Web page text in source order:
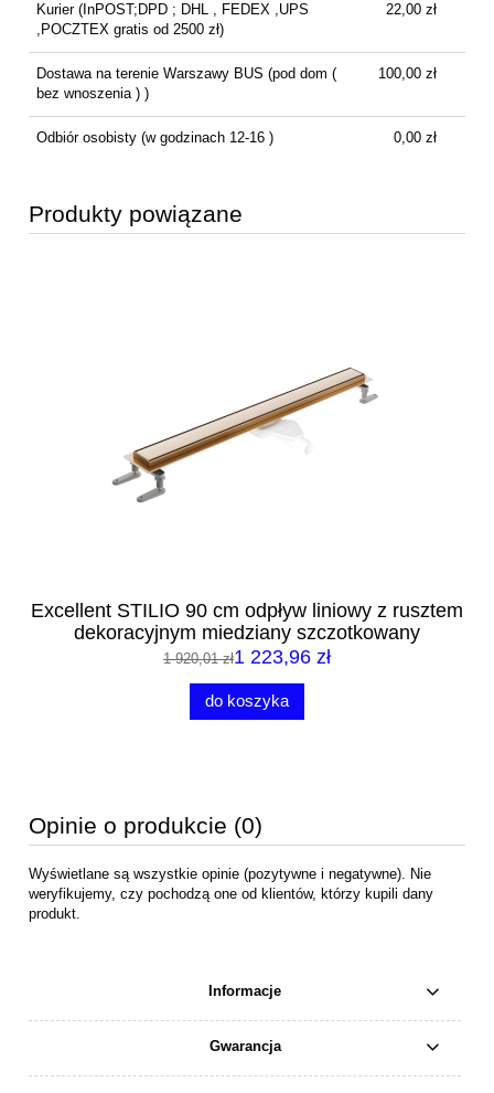
Kurier (InPOST;DPD ; DHL , FEDEX ,UPS
,POCZTEX gratis od 2500 zł)
22,00 zł
Dostawa na terenie Warszawy BUS (pod dom (
bez wnoszenia ) )
100,00 zł
Odbiór osobisty(w godzinach 12-16 ) 0,00 zł
Produkty powiązane
Excellent STILIO 90 cm odpływ liniowy z rusztem
dekoracyjnym miedziany szczotkowany
1 920,01 zł1 223,96 zł
do koszyka
Opinie o produkcie (0)
Wyświetlane są wszystkie opinie (pozytywne i negatywne). Nie
weryfikujemy, czy pochodzą one od klientów, którzy kupili dany
produkt.
Informacje
Gwarancja